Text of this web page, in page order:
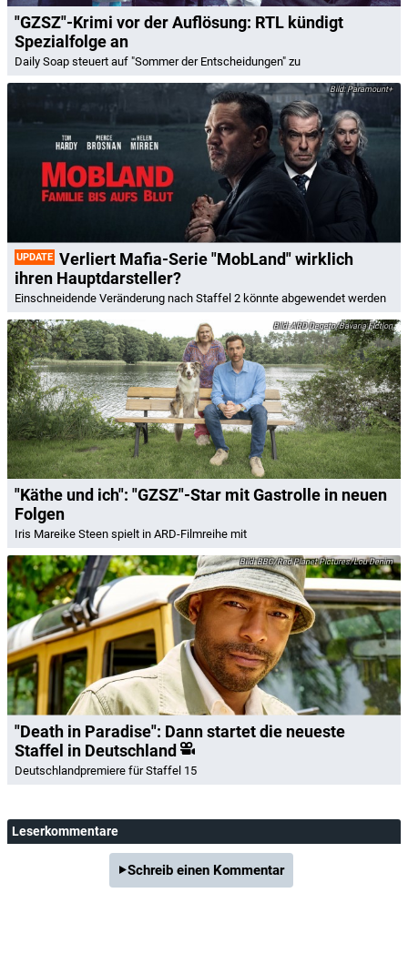
"GZSZ"-Krimi vor der Auflösung: RTL kündigt
Spezialfolge an
Daily Soap steuert auf "Sommer der Entscheidungen" zu
Paramount+
UPDATE Verliert Mafia-Serie "MobLand" wirklich
ihren Hauptdarsteller?
Einschneidende Veränderung nach Staffel 2 könnte abgewendet werden
ARD Degeto/Bavaria Fiction
"Käthe und ich": "GZSZ"-Star mit Gastrolle in neuen
Folgen
Iris Mareike Steen spielt in ARD-Filmreihe mit
BBC/Red Planet Pictures/Lou Denim
"Death in Paradise": Dann startet die neueste
Staffel in Deutschland
Deutschlandpremiere für Staffel 15
Leserkommentare
Schreib einen Kommentar